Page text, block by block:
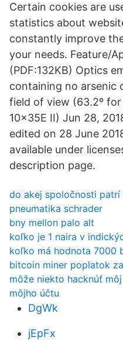
Certain cookies are
statistics about
constantly improve
your needs. Feature/
(PDF:132KB) Optics
containing no arsenic
field of view (63.2º
10x35E II) Jun 28,
edited on 28 June
available under
description page.
do akej spoločnosti patrí
pneumatika schrader
bny mellon palo alt
koľko je 1 naira v
koľko má hodnota 7000
bitcoin miner poplatok
môže niekto hacknúť
môjho účtu
DgWk
jEpFx